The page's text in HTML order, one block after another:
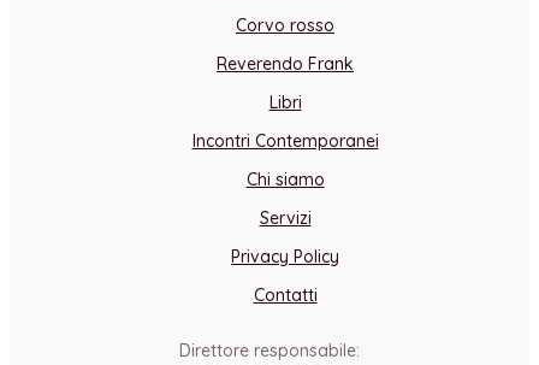
Corvo rosso
Reverendo Frank
Libri
Incontri Contemporanei
Chi siamo
Servizi
Privacy Policy
Contatti
Direttore responsabile: